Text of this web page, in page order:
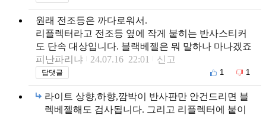
원래 전조등은 까다로워서.
리플렉터라고 전조등 옆에 작게 붙히는 반사스티커
도 단속 대상입니다. 블랙베젤은 뭐 말하나 마나겠죠
피난파리냐
24.07.16 22:01 신고
답댓글 1 1
라이트 상향,하향,깜박이 반사판만 안건드리면 블
렉베젤해도 검사됩니다. 그리고 리플렉터에 붙이